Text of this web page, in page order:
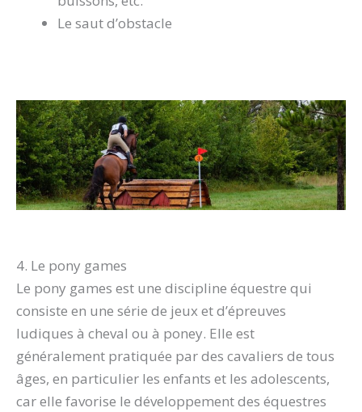
Le saut d’obstacle
4. Le pony games
Le pony games est une discipline équestre qui
consiste en une série de jeux et d’épreuves
ludiques à cheval ou à poney. Elle est
généralement pratiquée par des cavaliers de tous
âges, en particulier les enfants et les adolescents,
car elle favorise le développement des équestres